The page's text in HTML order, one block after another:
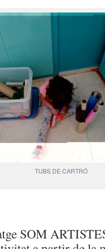
TUBS DE CARTRÓ
SOM